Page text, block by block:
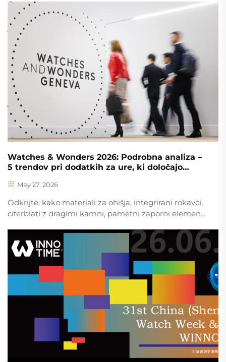
dobavitelji iz večjega zalivskega območja, kot je
BURRIVA, omogočajo hitro in skladno razširjanje
zmogljivosti. Zahtevajte vpogled v informacije o
dobaviteljih.
Watches & Wonders 2026: Podrobna analiza –
5 trendov pri dodatkih za ure, ki določajo
May 27, 2026
Odkrijte, kako materiali za ohišja, integrirani rokavci,
ciferblati z dragimi kamni, pametni zaporni elementi
urarstvo. Poglejte, kaj čaka premium blagovne
znamke v prihodnje.